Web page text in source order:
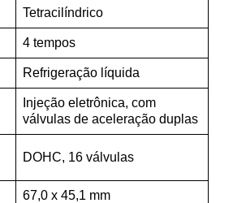
Tetracilíndrico
4 tempos
Refrigeração líquida
Injeção eletrônica, com
válvulas de aceleração duplas
DOHC, 16 válvulas
67,0 x 45,1 mm